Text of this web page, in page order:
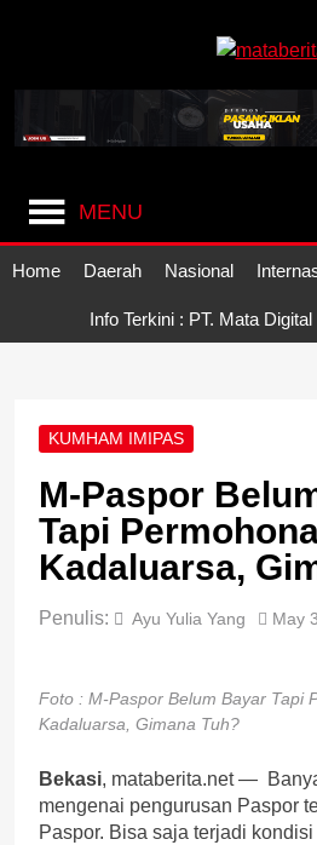
MENU
Home Daerah Nasional
Info Terkini : PT. Mata Digital
KUMHAM IMIPAS
M-Paspor
Tapi
Kadaluarsa,
Penulis: Ayu Yulia Yang May
Foto : M-Paspor Belum Bayar Tapi
Kadaluarsa, Gimana Tuh?
Bekasi, mataberita.net —
mengenai pengurusan Paspor
Paspor. Bisa saja terjadi